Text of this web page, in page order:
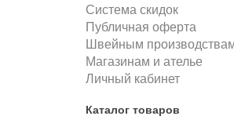
Система скидок
Публичная оферта
Швейным
Магазинам и ателье
Личный кабинет
Каталог товаров